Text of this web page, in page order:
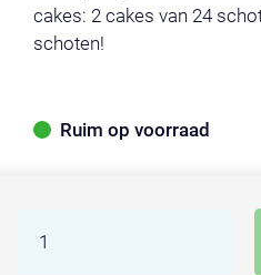
cakes: 2 cakes van 24
schoten!
Ruim op voorraad